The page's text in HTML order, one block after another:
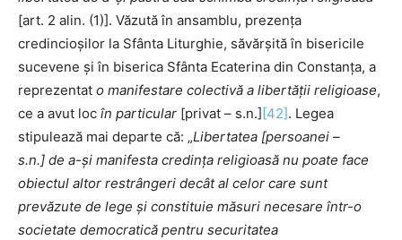
[art. 2 alin. (1)]. Văzută în ansamblu, prezența
credincioșilor la Sfânta Liturghie, săvărșită în bisericile
sucevene și în biserica Sfânta Ecaterina din Constanța, a
reprezentat o manifestare colectivă a libertății religioase,
ce a avut loc în particular [privat – s.n.] [42]. Legea
stipulează mai departe că: „Libertatea [persoanei –
s.n.] de a-și manifesta credința religioasă nu poate face
obiectul altor restrângeri decât al celor care sunt
prevăzute de lege și constituie măsuri necesare într-o
societate democratică pentru securitatea